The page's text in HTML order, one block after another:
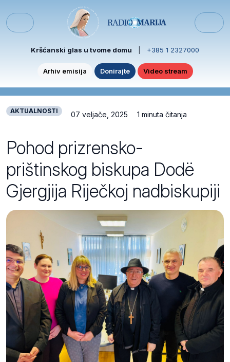
Menu
Kršćanski glas u tvome domu +385 1 2327000
Arhiv emisija Donirajte Video stream
AKTUALNOSTI 07 veljače, 2025 1 minuta čitanja
Pohod prizrensko-
prištinskog biskupa Dodë
Gjergjija Riječkoj nadbiskupiji